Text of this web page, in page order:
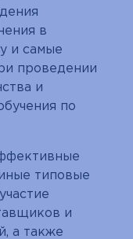
в
и самые
проведении
и
по
типовые
и
а также